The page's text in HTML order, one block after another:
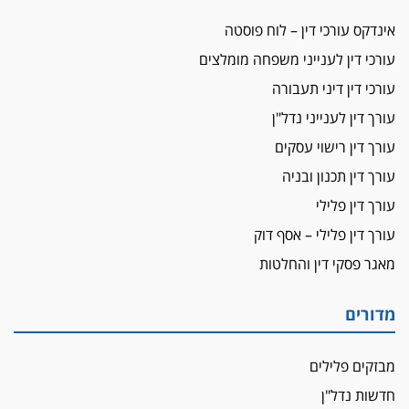
פיקטיביות בשם פלסטינים
על המידתיות
ביה"ד המשמעתי ביטל השעיה לצמיתות של
עורכת-דין שהביעה שמחה ב-7 באוקטובר
אשם
עו"ד הלל בבייב הורשע בהונאת עשרות לקוחות,
ההסדר: 7-9 שנות מאסר
דין ומקרקעין
עורך דין ברמת השרון נחקר בחשד למרמה בעסקת
תובעת משטרתית פוטרה בחשד לעישון סמים
שנחשף בפעילות בלשים בטלגרם
לא בכל יום
אינדקס עורכי דין – לוח פוסטה
עורכי דין לענייני משפחה מומלצים
עורכי דין דיני תעבורה
עורך דין לענייני נדל"ן
עורך דין רישוי עסקים
עורך דין תכנון ובניה
עורך דין פלילי
עורך דין פלילי – אסף דוק
מאגר פסקי דין והחלטות
מדורים
מבזקים פלילים
חדשות נדל"ן